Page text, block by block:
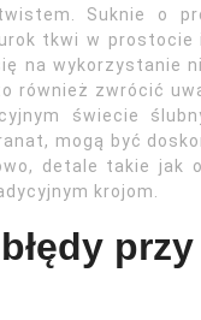
Suknie o
tkwi w prostocie
na wykorzystanie
również zwrócić
świecie
mogą być
detale takie jak
krojom.